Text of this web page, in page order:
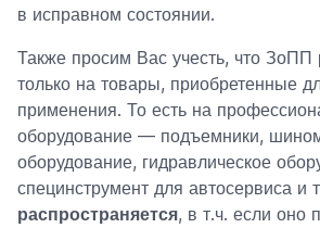
в исправном состоянии.
Также просим Вас учесть, что ЗоПП
только на товары, приобретенные
применения. То есть на
оборудование — подъемники,
оборудование, гидравлическое
специнструмент для автосервиса и
распространяется, в т.ч. если оно